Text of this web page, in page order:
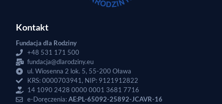
Kontakt
Fundacja dla Rodziny
+48 531 171 500
fundacja@dlarodziny.eu
ul. Wiosenna 2 lok. 5, 55-200 Oława
KRS: 0000703941, NIP: 9121912822
14 1090 2428 0000 0001 3681 7716
e-Doręczenia:AE:PL-65092-25892-JCAVR-16